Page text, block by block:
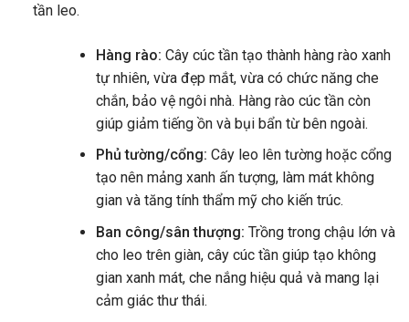
tần leo.
Hàng rào: Cây cúc tần tạo thành hàng rào xanh
tự nhiên, vừa đẹp mắt, vừa có chức năng che
chắn, bảo vệ ngôi nhà. Hàng rào cúc tần còn
giúp giảm tiếng ồn và bụi bẩn từ bên ngoài.
Phủ tường/cổng: Cây leo lên tường hoặc cổng
tạo nên mảng xanh ấn tượng, làm mát không
gian và tăng tính thẩm mỹ cho kiến trúc.
Ban công/sân thượng: Trồng trong chậu lớn và
cho leo trên giàn, cây cúc tần giúp tạo không
gian xanh mát, che nắng hiệu quả và mang lại
cảm giác thư thái.